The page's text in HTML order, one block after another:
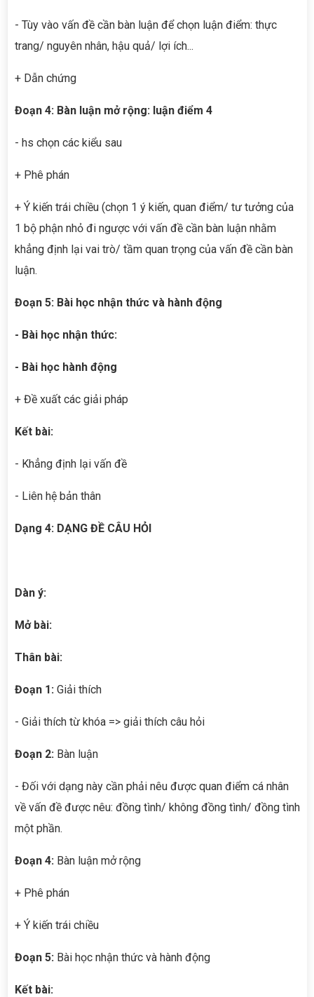
- Tùy vào vấn đề cần bàn luận để chọn luận điểm: thực
trang/ nguyên nhân, hậu quả/ lợi ích...
+ Dẫn chứng
Đoạn 4: Bàn luận mở rộng: luận điểm 4
- hs chọn các kiểu sau
+ Phê phán
+ Ý kiến trái chiều (chọn 1 ý kiến, quan điểm/ tư tưởng của
1 bộ phận nhỏ đi ngược với vấn đề cần bàn luận nhằm
khẳng định lại vai trò/ tầm quan trọng của vấn đề cần bàn
luận.
Đoạn 5: Bài học nhận thức và hành động
- Bài học nhận thức:
- Bài học hành động
+ Đề xuất các giải pháp
Kết bài:
- Khẳng định lại vấn đề
- Liên hệ bản thân
Dạng 4: DẠNG ĐỀ CÂU HỎI
Dàn ý:
Mở bài:
Thân bài:
Đoạn 1: Giải thích
- Giải thích từ khóa => giải thích câu hỏi
Đoạn 2: Bàn luận
- Đối với dạng này cần phải nêu được quan điểm cá nhân
về vấn đề được nêu: đồng tình/ không đồng tình/ đồng tình
một phần.
Đoạn 4: Bàn luận mở rộng
+ Phê phán
+ Ý kiến trái chiều
Đoạn 5: Bài học nhận thức và hành động
Kết bài: